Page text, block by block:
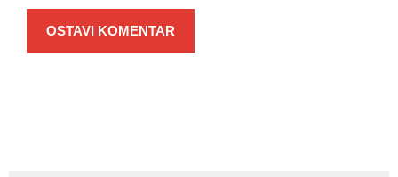
OSTAVI KOMENTAR